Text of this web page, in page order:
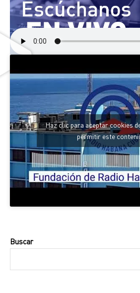
Buscar
Haz clic para aceptar cookies
permitir este